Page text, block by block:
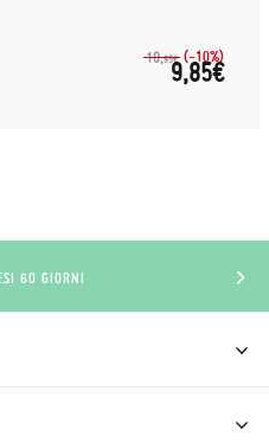
10,95€ (-10%)
9,85€
60 GIORNI